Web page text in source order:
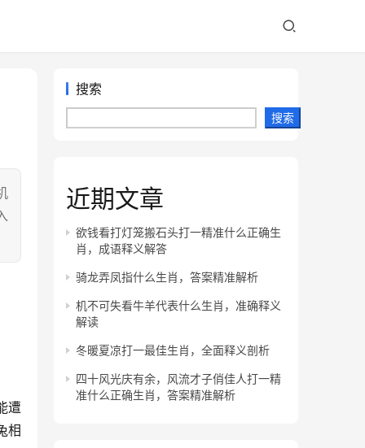
遭
相
搜索
搜索
近期文章
欲钱看打灯笼搬石头打一精准什么正确生
肖，成语释义解答
骑龙弄凤指什么生肖，答案精准解析
机不可失看牛羊代表什么生肖，准确释义
解读
冬暖夏凉打一最佳生肖，全面释义剖析
四十风光庆有余，风流才子俏佳人打一精
准什么正确生肖，答案精准解析